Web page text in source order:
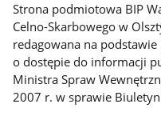
Strona podmiotowa BIP
Celno-Skarbowego w
redagowana na
o dostępie do informacji
Ministra Spraw
2007 r. w sprawie